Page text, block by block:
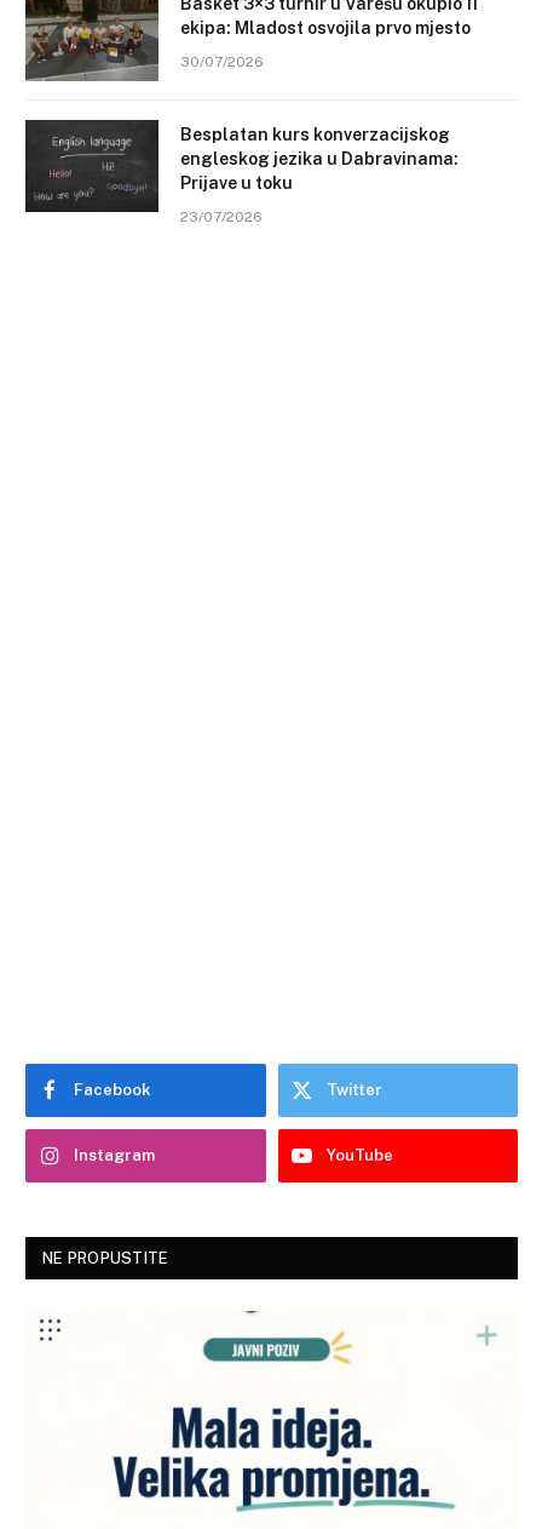
ekipa: Mladost osvojila prvo mjesto
30/07/2026
Besplatan kurs konverzacijskog
engleskog jezika u Dabravinama:
Prijave u toku
23/07/2026
Facebook Twitter
Instagram YouTube
NE PROPUSTITE